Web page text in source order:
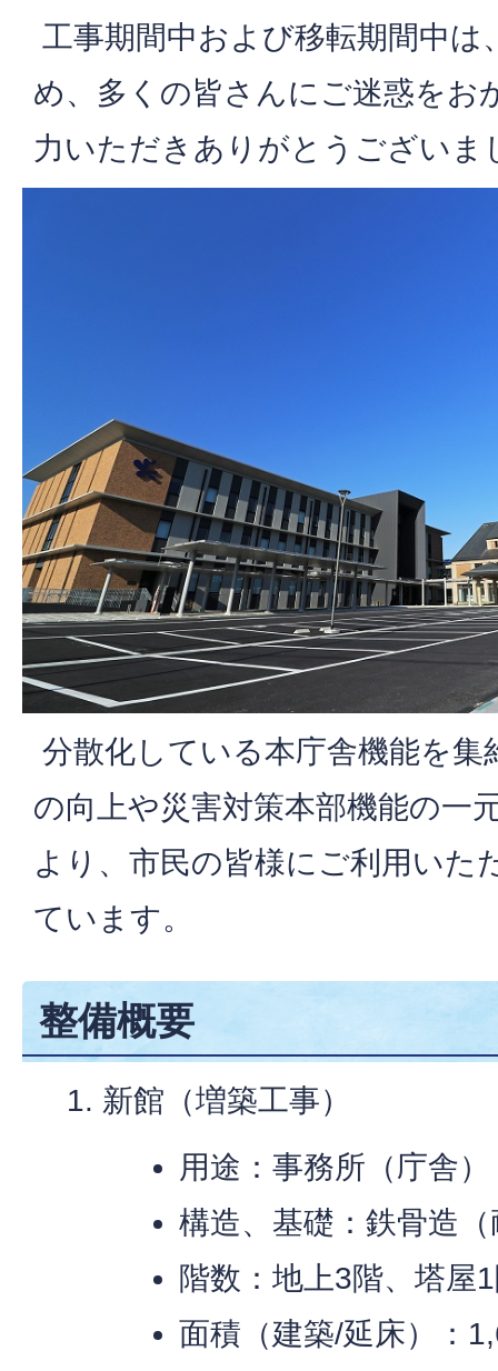
工事期間中および移転期間中
め、多くの皆さんにご迷惑をお
力いただきありがとうございま
分散化している本庁舎機能を集
の向上や災害対策本部機能の一
より、市民の皆様にご利用いた
ています。
整備概要
新館（増築工事）
用途：事務所（庁舎）
構造、基礎：鉄骨造
階数：地上3階、塔屋
面積（建築/延床）：